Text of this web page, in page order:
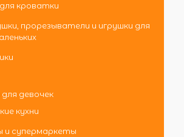
кроватки
прорезыватели и игрушки для
девочек
кухни
и супермаркеты